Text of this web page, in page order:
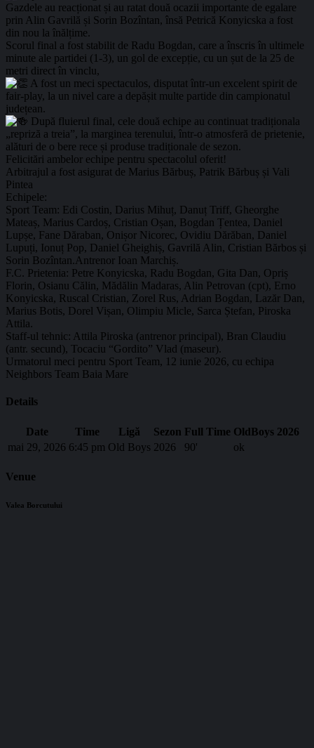
Gazdele au reacționat și au ratat două ocazii importante de egalare
prin Alin Gavrilă și Sorin Bozîntan, însă Petrică Konyicska a fost
din nou la înălțime.
Scorul final a fost stabilit de Radu Bogdan, care a înscris în ultimele
minute ale partidei (1-3), un gol de excepție, cu un șut de la 25 de
metri direct în vinclu,
A fost un meci spectaculos, disputat într-un excelent spirit de
fair-play, la un nivel care a depășit multe partide din campionatul
județean.
După fluierul final, cele două echipe au continuat tradiționala
„repriză a treia”, la marginea terenului, într-o atmosferă de prietenie,
alături de o bere rece și produse tradiționale de sezon.
Felicitări ambelor echipe pentru spectacolul oferit!
Arbitrajul a fost asigurat de Marius Bărbuș, Patrik Bărbuș și Vali
Pintea
Echipele:
Sport Team: Edi Costin, Darius Mihuț, Danuț Triff, Gheorghe
Mateaș, Marius Cardoș, Cristian Oșan, Bogdan Țentea, Daniel
Lupșe, Fane Dăraban, Onișor Nicorec, Ovidiu Dărăban, Daniel
Lupuți, Ionuț Pop, Daniel Gheighiș, Gavrilă Alin, Cristian Bărbos și
Sorin Bozîntan.Antrenor Ioan Marchiș.
F.C. Prietenia: Petre Konyicska, Radu Bogdan, Gita Dan, Opriș
Florin, Osianu Călin, Mădălin Madaras, Alin Petrovan (cpt), Erno
Konyicska, Ruscal Cristian, Zorel Rus, Adrian Bogdan, Lazăr Dan,
Marius Botis, Dorel Vișan, Olimpiu Micle, Sarca Ștefan, Piroska
Attila.
Staff-ul tehnic: Attila Piroska (antrenor principal), Bran Claudiu
(antr. secund), Tocaciu “Gordito” Vlad (maseur).
Urmatorul meci pentru Sport Team, 12 iunie 2026, cu echipa
Neighbors Team Baia Mare
Details
Date Time Ligă Sezon Full Time OldBoys 2026
mai 29, 2026 6:45 pm Old Boys 2026 90' ok
Venue
Valea Borcutului